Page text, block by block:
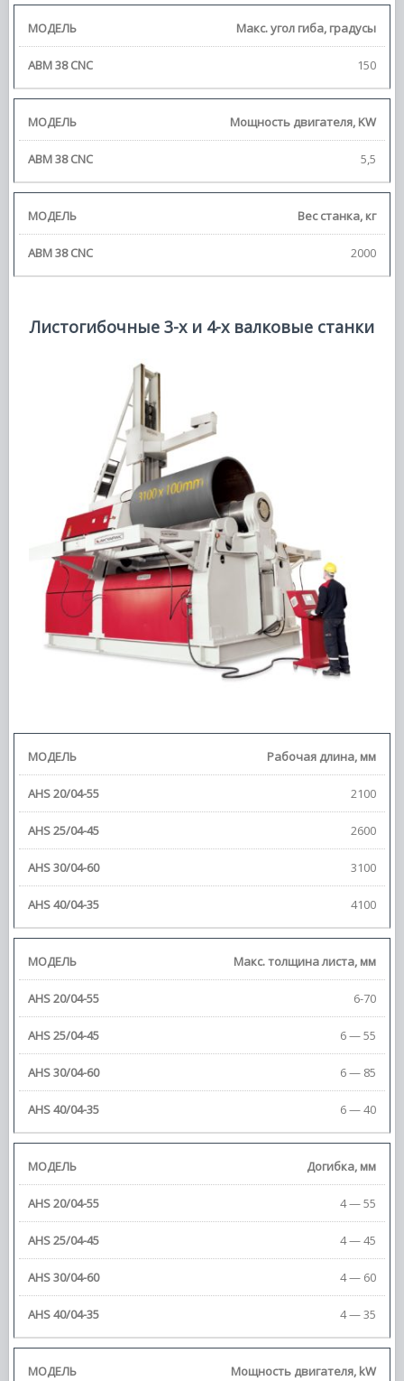
Макс. угол гиба, градусы
150
Мощность двигателя, KW
5,5
Вес станка, кг
2000
Листогибочные 3-х и 4-х валковые станки
Рабочая длина, мм
2100
2600
3100
4100
Макс. толщина листа, мм
6-70
6 — 55
6 — 85
6 — 40
Догибка, мм
4 — 55
4 — 45
4 — 60
4 — 35
Мощность двигателя, kW